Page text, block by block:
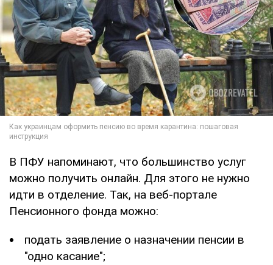
В ПФУ напоминают, что большинство услуг
можно получить онлайн. Для этого не нужно
идти в отделение. Так, на веб-портале
Пенсионного фонда можно:
подать заявление о назначении пенсии в
"одно касание";